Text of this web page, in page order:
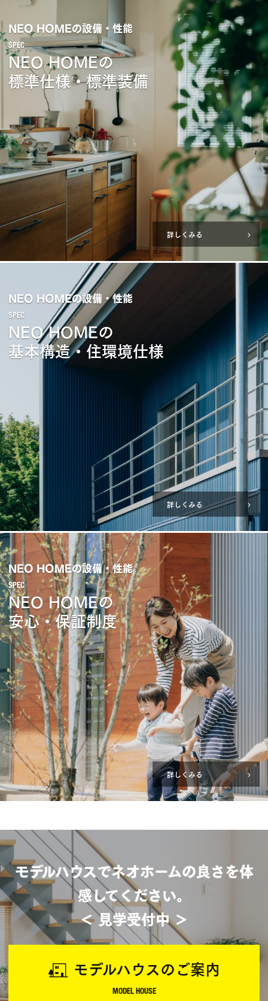
NEO HOMEの設備・性能
NEO HOMEの
標準仕様・標準装備
詳しくみる
NEO HOMEの設備・性能
NEO HOMEの
基本構造・住環境仕様
詳しくみる
NEO HOMEの設備・性能
NEO HOMEの
安心・保証制度
詳しくみる
モデルハウスでネオホームの良さを体
感してください。
＜ 見学受付中 ＞
モデルハウスのご案内